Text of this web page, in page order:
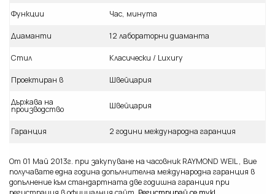
Функции Час, минута
Диаманти 12 лабораторни диаманта
Стил Класически / Luxury
Проектиран в Швейцария
Държава на
производство Швейцария
Гаранция 2 години международна гаранция
От 01 Май 2013г. при закупуване на часовникRAYMOND WEIL, Вие
получавате една година допълнителна международна гаранция в
допълнение към стандартната две годишна гаранция при